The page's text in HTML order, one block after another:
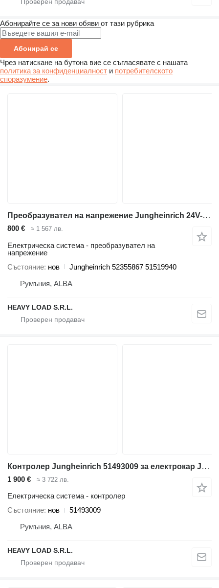
Абонирайте се за нови обяви от тази рубрика
Абонирай се
Чрез натискане на бутона вие се съгласявате с нашата
политика за конфиденциалност и потребителското
споразумение.
Преобразувател на напрежение Jungheinrich 24V-48 Jungheinrich за електрокар Jungheinrich
800 € ≈ 1 567 лв.
Електрическа система - преобразувател на
напрежение
Състояние нов
Jungheinrich 52355867 51519940
Румъния, ALBA
HEAVY LOAD S.R.L.
Контролер Jungheinrich 51493009 за електрокар Jungheinrich
1 900 € ≈ 3 722 лв.
Електрическа система - контролер
Състояние нов
51493009
Румъния, ALBA
HEAVY LOAD S.R.L.